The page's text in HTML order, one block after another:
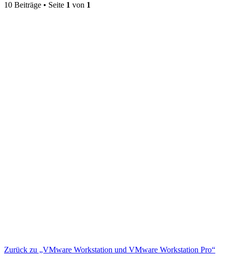
10 Beiträge • Seite 1 von 1
Zurück zu „VMware Workstation und VMware Workstation Pro“